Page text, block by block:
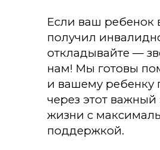
Если ваш ребенок
получил
откладывайте —
нам! Мы готовы
и вашему ребенку
через этот важный
жизни с
поддержкой.